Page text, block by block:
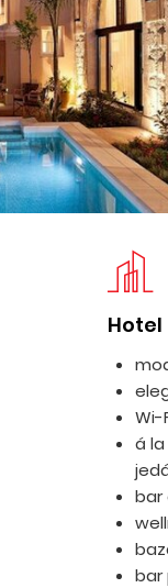
Hotel
Wi-
á
bar
bar